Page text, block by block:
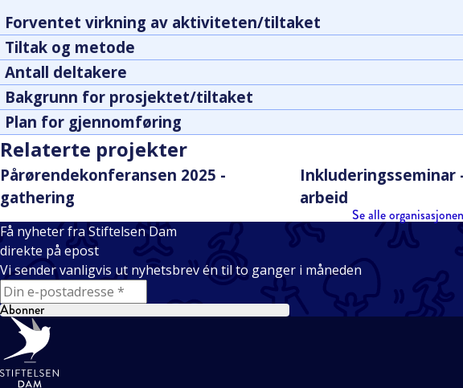
Forventet virkning av aktiviteten/tiltaket
Tiltak og metode
Antall deltakere
Bakgrunn for prosjektet/tiltaket
Plan for gjennomføring
Relaterte projekter
Pårørendekonferansen 2025 -
gathering
Inkluderingsseminar
arbeid
Se alle
Få nyheter fra Stiftelsen Dam
direkte på epost
Vi sender vanligvis ut nyhetsbrev én til to ganger i måneden
E-mail
Abonner
Bunntekst